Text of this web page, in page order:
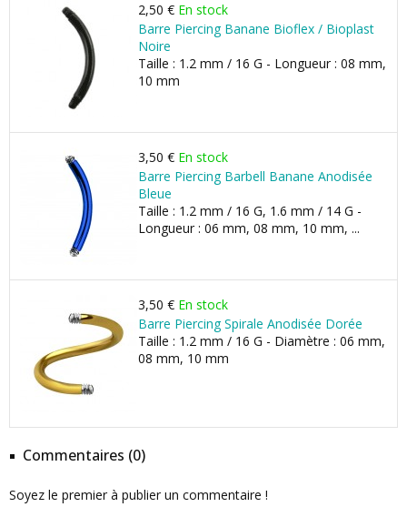
2,50 € En stock
Barre Piercing Banane Bioflex / Bioplast
Noire
Taille : 1.2 mm / 16 G - Longueur : 08 mm,
10 mm
3,50 € En stock
Barre Piercing Barbell Banane Anodisée
Bleue
Taille : 1.2 mm / 16 G, 1.6 mm / 14 G -
Longueur : 06 mm, 08 mm, 10 mm, ...
3,50 € En stock
Barre Piercing Spirale Anodisée Dorée
Taille : 1.2 mm / 16 G - Diamètre : 06 mm,
08 mm, 10 mm
Commentaires (0)
Soyez le premier à publier un commentaire !